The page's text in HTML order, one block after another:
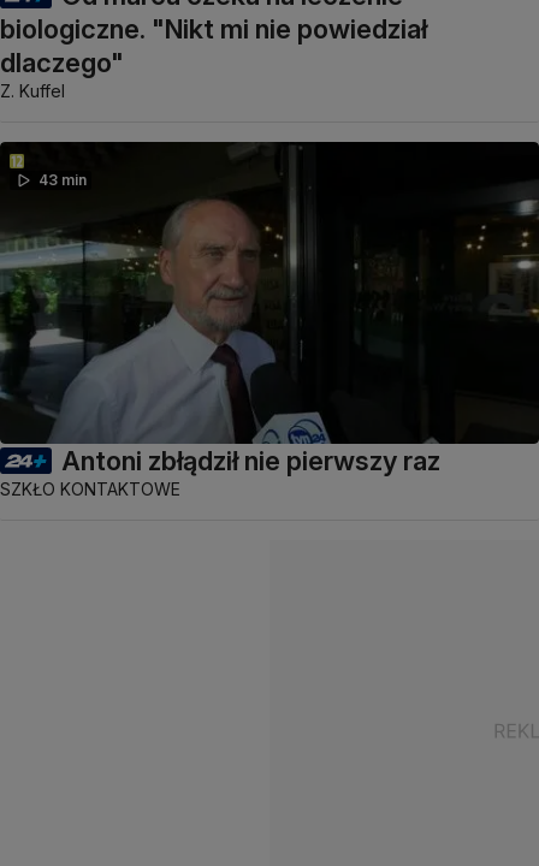
biologiczne. "Nikt mi nie powiedział
dlaczego"
Z. Kuffel
43 min
Antoni zbłądził nie pierwszy raz
SZKŁO KONTAKTOWE